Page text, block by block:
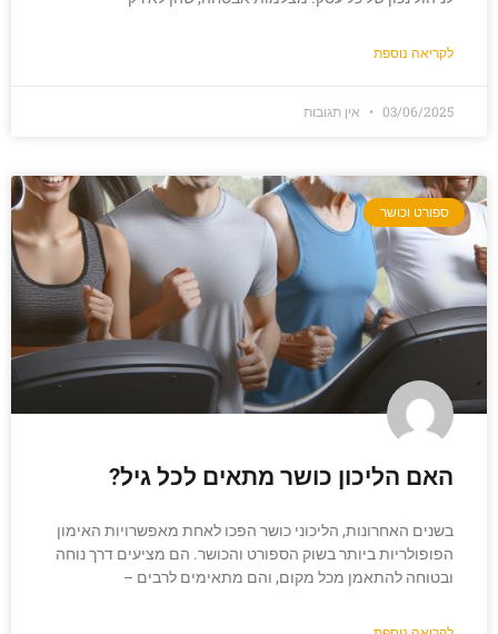
לקריאה נוספת
03/06/2025 אין תגובות
ספורט וכושר
האם הליכון כושר מתאים לכל גיל?
בשנים האחרונות, הליכוני כושר הפכו לאחת מאפשרויות האימון
הפופולריות ביותר בשוק הספורט והכושר. הם מציעים דרך נוחה
ובטוחה להתאמן מכל מקום, והם מתאימים לרבים –